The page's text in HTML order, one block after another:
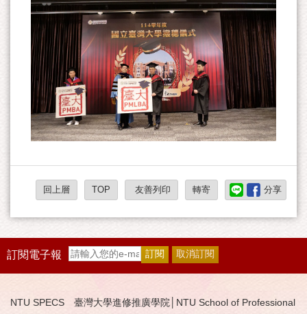
回上層 TOP 友善列印 轉寄 分享
訂閱電子報
NTU SPECS 臺灣大學進修推廣學院│NTU School of Professional